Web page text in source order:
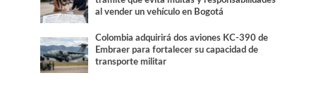
al vender un vehículo en Bogotá
Colombia adquirirá dos aviones KC-390 de
Embraer para fortalecer su capacidad de
transporte militar